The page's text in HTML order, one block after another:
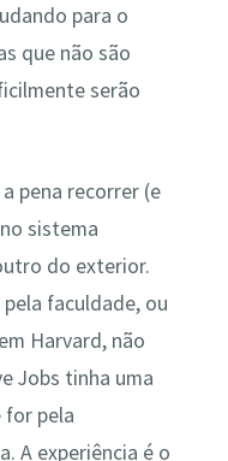
para o
que não são
serão
pena recorrer (e
sistema
do exterior.
faculdade, ou
Harvard, não
Jobs tinha uma
for pela
A experiência é o